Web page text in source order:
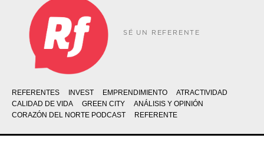
SÉ UN REFERENTE
REFERENTES INVEST EMPRENDIMIENTO
ATRACTIVIDAD
CALIDAD DE VIDA
GREEN CITY
ANÁLISIS Y OPINIÓN
CORAZÓN DEL NORTE PODCAST
REFERENTE